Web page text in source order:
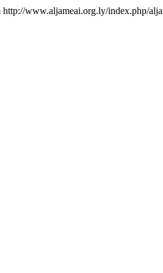
http://www.aljameai.org.ly/index.php/